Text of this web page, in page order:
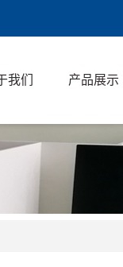
我们 产品展示